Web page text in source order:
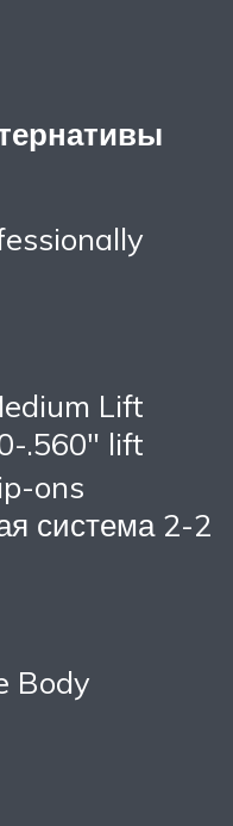
Lift
.560″ lift
ons
система 2-2
Body